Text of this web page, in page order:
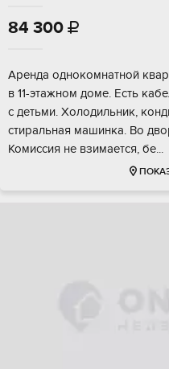
84 300 
Аренда однокомнатной
в 11-этажном доме. Есть
с детьми. Холодильник,
стиральная машинка. Во
Комиссия не взимается, бе...